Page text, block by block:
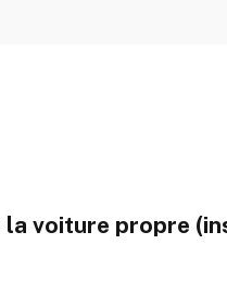
la voiture propre